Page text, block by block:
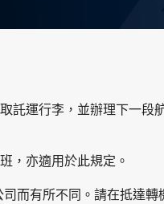
託運行李，並辦理下一段
，亦適用於此規定。
而有所不同。請在抵達轉